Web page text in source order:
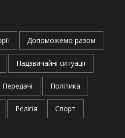
Допоможемо разом
Надзвичайні ситуації
Передачі Політика
Релігія Спорт